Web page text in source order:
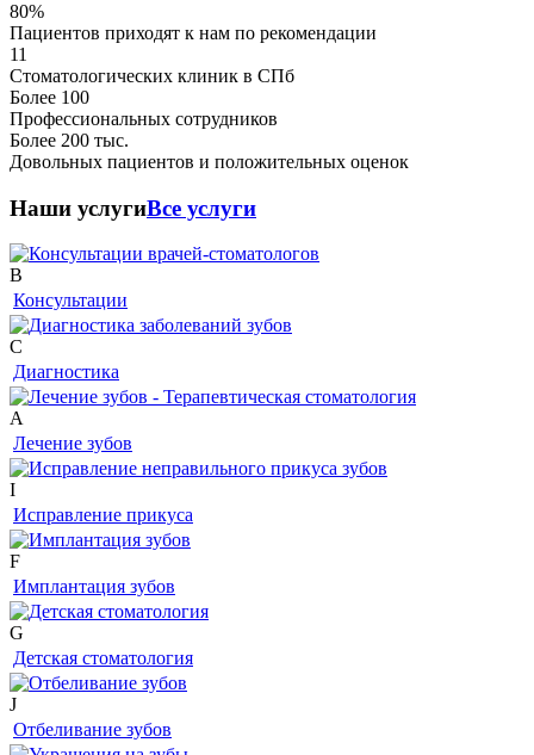
80%
Пациентов приходят к нам по рекомендации
11
Стоматологических клиник в СПб
Более 100
Профессиональных сотрудников
Более 200 тыс.
Довольных пациентов и положительных оценок
Наши услугиВсе услуги
B
Консультации
C
Диагностика
A
Лечение зубов
I
Исправление прикуса
F
Имплантация зубов
G
Детская стоматология
J
Отбеливание зубов